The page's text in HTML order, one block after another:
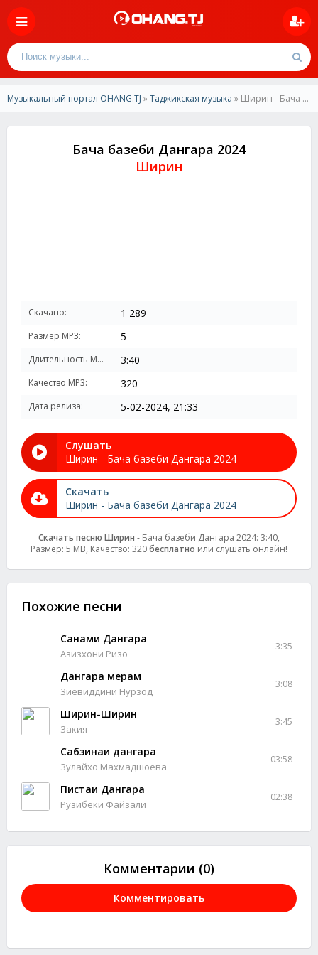
Музыкальный портал OHANG.TJ »Таджикская музыка » Ширин - Бача базеби Дангара 2024
Бача базеби Дангара 2024
Ширин
Скачано: 1 289
Размер MP3: 5
Длительность MP3: 3:40
Качество MP3: 320
Дата релиза: 5-02-2024, 21:33
Слушать
Ширин - Бача базеби Дангара 2024
Скачать
Ширин - Бача базеби Дангара 2024
Скачать песню Ширин - Бача базеби Дангара 2024: 3:40,
Размер: 5 MB, Качество: 320бесплатно или слушать онлайн!
Похожие песни
Санами Дангара
Азизхони Ризо
3:35
Дангара мерам
Зиёвиддини Нурзод
3:08
Ширин-Ширин
Закия
3:45
Сабзинаи дангара
Зулайхо Махмадшоева
03:58
Пистаи Дангара
Рузибеки Файзали
02:38
Комментарии (0)
Комментировать